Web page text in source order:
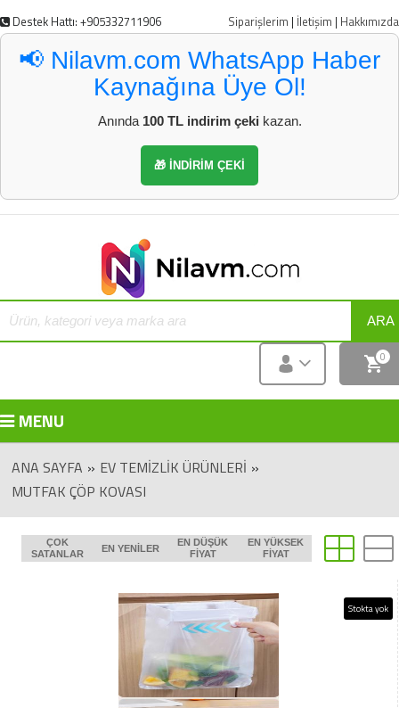
Destek Hattı: +905332711906 Siparişlerim | İletişim | Hakkımızda
📢 Nilavm.com WhatsApp Haber
Kaynağına Üye Ol!
Anında 100 TL indirim çeki kazan.
🎁 İNDİRİM ÇEKİ
ARA
0
MENU
ANA SAYFA » EV TEMIZLIK ÜRÜNLERI »
MUTFAK ÇÖP KOVASI
ÇOK
SATANLAR
EN YENILER
EN DÜŞÜK
FIYAT
EN YÜKSEK
FIYAT
Stokta yok